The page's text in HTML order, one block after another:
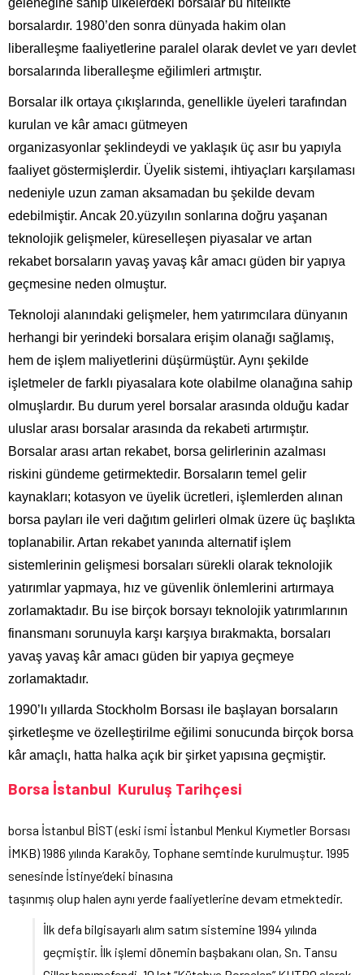
geleneğine sahip ülkelerdeki borsalar bu nitelikte
borsalardır. 1980’den sonra dünyada hakim olan
liberalleşme faaliyetlerine paralel olarak devlet ve yarı devlet
borsalarında liberalleşme eğilimleri artmıştır.
Borsalar ilk ortaya çıkışlarında, genellikle üyeleri tarafından
kurulan ve kâr amacı gütmeyen
organizasyonlar şeklindeydi ve yaklaşık üç asır bu yapıyla
faaliyet göstermişlerdir. Üyelik sistemi, ihtiyaçları karşılaması
nedeniyle uzun zaman aksamadan bu şekilde devam
edebilmiştir. Ancak 20.yüzyılın sonlarına doğru yaşanan
teknolojik gelişmeler, küreselleşen piyasalar ve artan
rekabet borsaların yavaş yavaş kâr amacı güden bir yapıya
geçmesine neden olmuştur.
Teknoloji alanındaki gelişmeler, hem yatırımcılara dünyanın
herhangi bir yerindeki borsalara erişim olanağı sağlamış,
hem de işlem maliyetlerini düşürmüştür. Aynı şekilde
işletmeler de farklı piyasalara kote olabilme olanağına sahip
olmuşlardır. Bu durum yerel borsalar arasında olduğu kadar
uluslar arası borsalar arasında da rekabeti artırmıştır.
Borsalar arası artan rekabet, borsa gelirlerinin azalması
riskini gündeme getirmektedir. Borsaların temel gelir
kaynakları; kotasyon ve üyelik ücretleri, işlemlerden alınan
borsa payları ile veri dağıtım gelirleri olmak üzere üç başlıkta
toplanabilir. Artan rekabet yanında alternatif işlem
sistemlerinin gelişmesi borsaları sürekli olarak teknolojik
yatırımlar yapmaya, hız ve güvenlik önlemlerini artırmaya
zorlamaktadır. Bu ise birçok borsayı teknolojik yatırımlarının
finansmanı sorunuyla karşı karşıya bırakmakta, borsaları
yavaş yavaş kâr amacı güden bir yapıya geçmeye
zorlamaktadır.
1990’lı yıllarda Stockholm Borsası ile başlayan borsaların
şirketleşme ve özelleştirilme eğilimi sonucunda birçok borsa
kâr amaçlı, hatta halka açık bir şirket yapısına geçmiştir.
Borsa İstanbul Kuruluş Tarihçesi
borsa İstanbul BİST (eski ismi İstanbul Menkul Kıymetler Borsası
İMKB) 1986 yılında Karaköy, Tophane semtinde kurulmuştur. 1995
senesinde İstinye’deki binasına
taşınmış olup halen aynı yerde faaliyetlerine devam etmektedir.
İlk defa bilgisayarlı alım satım sistemine 1994 yılında
geçmiştir. İlk işlemi dönemin başbakanı olan, Sn. Tansu